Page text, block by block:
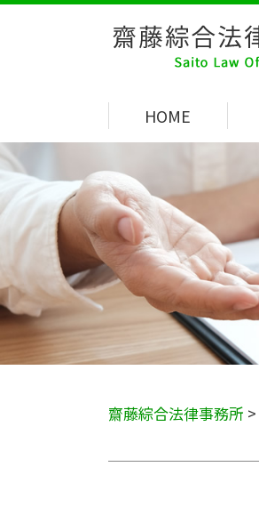
HOME
齋藤綜合法律事務所 >